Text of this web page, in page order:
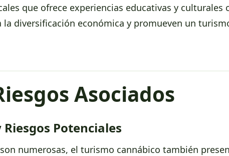
que ofrece experiencias educativas y culturales
diversificación económica y promueven un
Asociados
Potenciales
numerosas, el turismo cannábico también